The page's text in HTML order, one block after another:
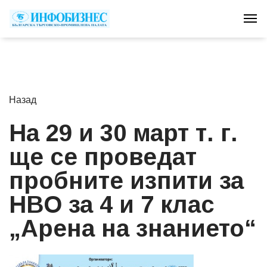
Назад
На 29 и 30 март т. г.
ще се проведат
пробните изпити за
НВО за 4 и 7 клас
„Арена на знанието“